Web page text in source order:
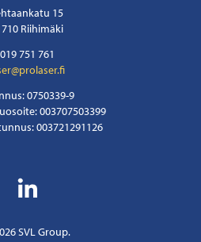
15
Riihimäki
019 751 761
0750339-9
003707503399
003721291126
SVL Group.